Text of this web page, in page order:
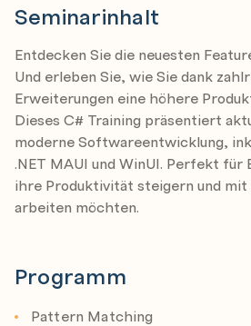
Seminarinhalt
Entdecken Sie die neuesten
Und erleben Sie, wie Sie dank
Erweiterungen eine höhere
Dieses C# Training präsentiert
moderne Softwareentwicklung,
.NET MAUI und WinUI. Perfekt
ihre Produktivität steigern und mit
arbeiten möchten.
Programm
Pattern Matching